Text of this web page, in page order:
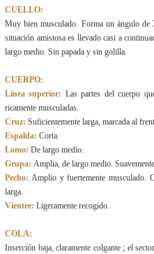
CUELLO:
Muy bien musculado. Forma un ángulo de
situación amistosa es llevado casi a
largo medio. Sin papada y sin golilla.
CUERPO:
Línea superior: Las partes del cuerpo
ricamente musculadas.
Cruz: Suficientemente larga, marcada al
Espalda: Corta.
Lomo: De largo medio.
Grupa: Amplia, de largo medio.
Pecho: Amplio y fuertemente musculado.
larga.
Vientre: Ligeramente recogido.
COLA:
Inserción baja, claramente colgante ; el